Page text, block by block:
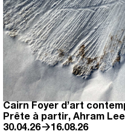
Cairn Foyer d’art
Prête à partir, Ahram Lee
30.04.26→16.08.26